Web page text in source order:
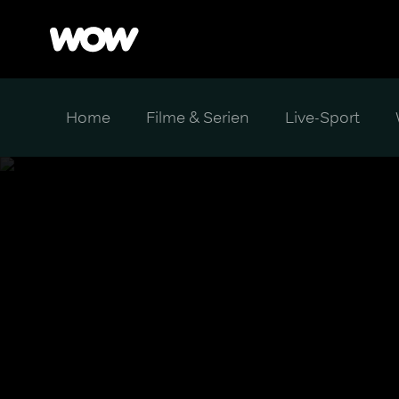
Home Filme & Serien Live-Sport